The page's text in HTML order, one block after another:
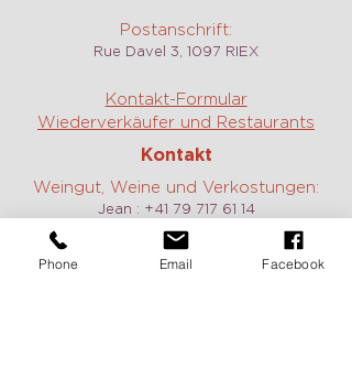
Postanschrift:
Rue Davel 3, 1097 RIEX
Kontakt-Formular
Wiederverkäufer und Restaurants
Kontakt
Weingut, Weine und Verkostungen:
Jean : +41 79 717 61 14
+41 79 785 40 17
E-mail:
contact@domaine-duboux.ch
Phone Email Facebook